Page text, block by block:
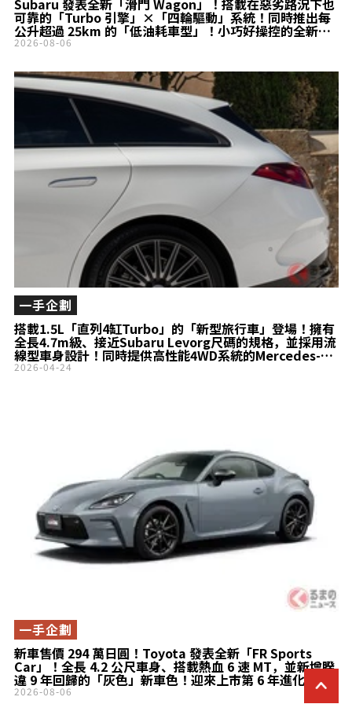
可靠的「Turbo 引擎」×「四輪驅動」系統！同時推出每
公升超過 25km 的「低油耗車型」！小巧好操控的全新
Stella 登場！
2026-08-06
搭載1.5L「直列4缸Turbo」的「新型旅行車」登場！擁有
全長4.7m級、接近Subaru Levorg尺碼的規格，並採用流
線型車身設計！同時提供高性能4WD系統的Mercedes-
Benz「CLA Shooting Brake」德國版本究竟是什麼樣的
一手企劃
2026-04-24
新車售價 294 萬日圓！Toyota 發表全新「FR Sports
Car」！全長 4.2 公尺車身、搭載熱血 6 速 MT，並新增睽
違 9 年回歸的「灰色」新車色！迎來上市第 6 年進化的
「GR86」，將於 28 日開放接單！
一手企劃
2026-08-06